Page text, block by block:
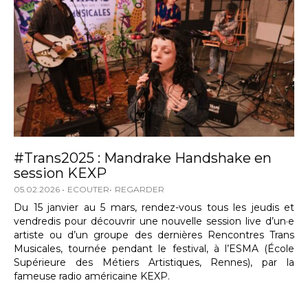
#Trans2025 : Mandrake Handshake en
session KEXP
05.02.2026 ECOUTER REGARDER
Du 15 janvier au 5 mars, rendez-vous tous les jeudis et
vendredis pour découvrir une nouvelle session live d’un·e
artiste ou d’un groupe des dernières Rencontres Trans
Musicales, tournée pendant le festival, à l’ESMA (École
Supérieure des Métiers Artistiques, Rennes), par la
fameuse radio américaine KEXP.